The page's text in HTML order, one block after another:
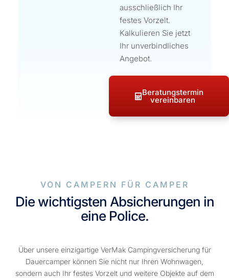
ausschließlich Ihr
festes Vorzelt.
Kalkulieren Sie jetzt
Ihr unverbindliches
Angebot.
Beratungstermin
vereinbaren
VON CAMPERN FÜR CAMPER
Die wichtigsten Absicherungen in
eine Police.
Über unsere einzigartige VerMak Campingversicherung für
Dauercamper können Sie nicht nur Ihren Wohnwagen,
sondern auch Ihr festes Vorzelt und weitere Objekte auf dem